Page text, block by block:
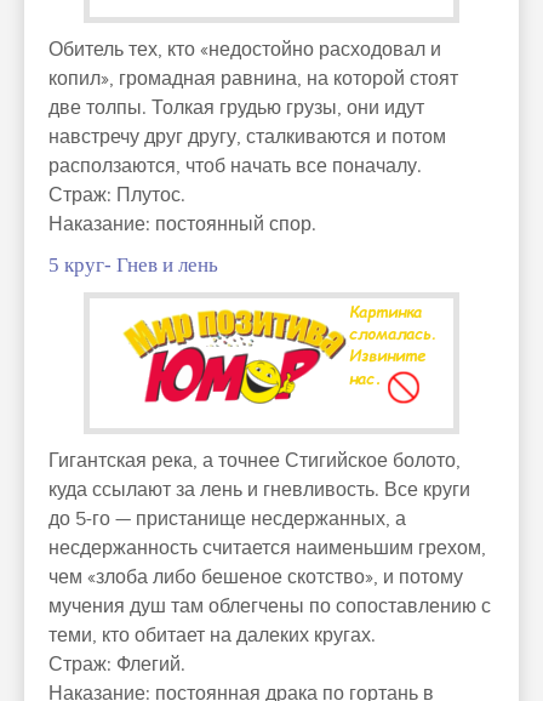
Обитель тех, кто «недостойно расходовал и
копил», громадная равнина, на которой стоят
две толпы. Толкая грудью грузы, они идут
навстречу друг другу, сталкиваются и потом
расползаются, чтоб начать все поначалу.
Страж: Плутос.
Наказание: постоянный спор.
5 круг- Гнев и лень
Гигантская река, а точнее Стигийское болото,
куда ссылают за лень и гневливость. Все круги
до 5-го — пристанище несдержанных, а
несдержанность считается наименьшим грехом,
чем «злоба либо бешеное скотство», и потому
мучения душ там облегчены по сопоставлению с
теми, кто обитает на далеких кругах.
Страж: Флегий.
Наказание: постоянная драка по гортань в